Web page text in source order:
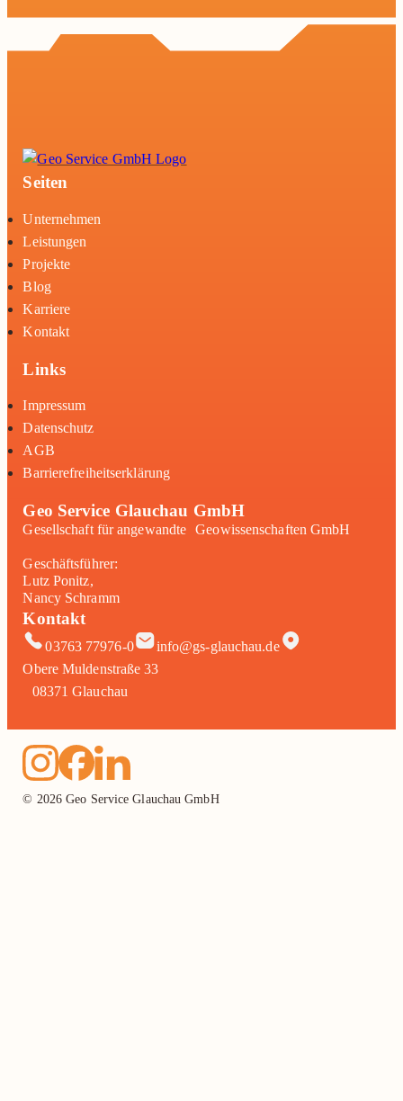
Seiten
Unternehmen
Leistungen
Projekte
Blog
Karriere
Kontakt
Links
Impressum
Datenschutz
AGB
Barrierefreiheitserklärung
Geo Service Glauchau GmbH
Gesellschaft für angewandte Geowissenschaften GmbH
Geschäftsführer:
Lutz Ponitz,
Nancy Schramm
Kontakt
03763 77976-0
info@gs-glauchau.de
Obere Muldenstraße 33
08371 Glauchau
© 2026 Geo Service Glauchau GmbH